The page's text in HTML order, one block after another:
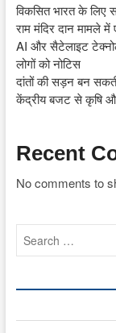
विकसित भारत के लिए
राम मंदिर दान मामले
AI और सैटेलाइट
लोगों को नोटिस
दांतों की सड़न बन
केंद्रीय बजट से कृषि और
Recent
No comments to